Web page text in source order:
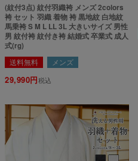
(紋付3点) 紋付羽織袴 メンズ 2colors
袴 セット 羽織 着物 袴 黒地紋 白地紋
馬乗袴 S M L LL 3L 大きいサイズ 男性
男 紋付袴 紋付き袴 結婚式 卒業式 成人
式(rg)
送料無料 メンズ
29,990 税込